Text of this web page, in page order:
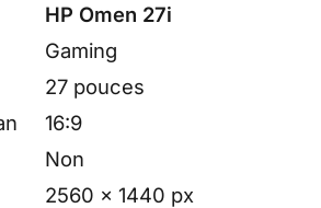
HP Omen 27i
Gaming
27 pouces
16:9
Non
2560 x 1440 px